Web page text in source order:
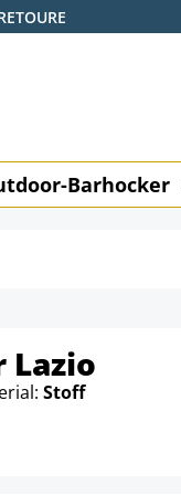
Barhocker
Lazio
Stoff